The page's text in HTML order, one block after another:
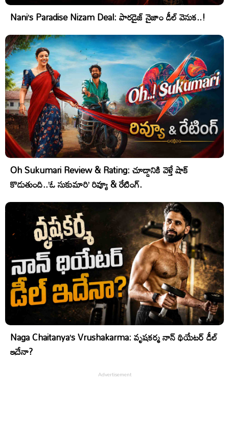
Nani’s Paradise Nizam Deal: పారడైజ్ నైజాం డీల్ వెనుక..!
Oh Sukumari Review & Rating: చూడ్డానికి వెళ్తే షాక్
కొడుతుంది..’ఓ సుకుమారి’ రివ్యూ & రేటింగ్.
Naga Chaitanya’s Vrushakarma: వృషకర్మ నాన్ థియేటర్ డీల్
ఇదేనా?